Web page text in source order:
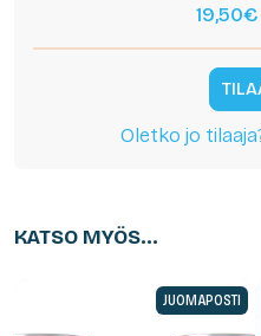
19,50€
Oletko jo
KATSO MYÖS...
JUOMAPOSTI